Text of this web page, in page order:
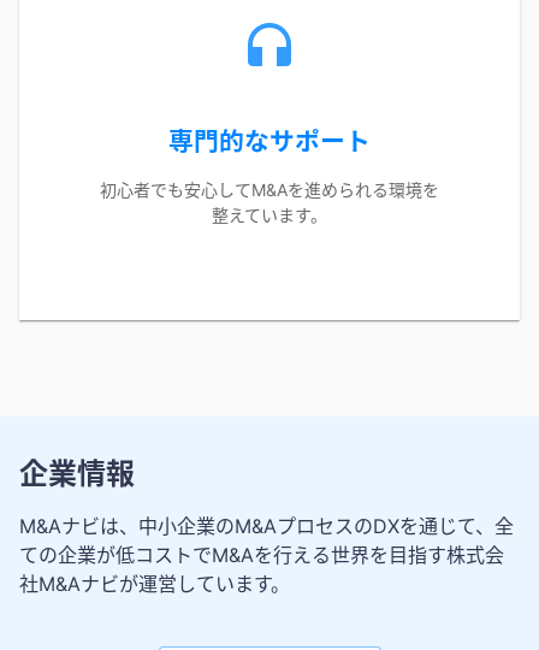
専門的なサポート
初心者でも安心してM&Aを進められる環境を
整えています。
企業情報
M&Aナビは、中小企業のM&AプロセスのDXを通じて、全
ての企業が低コストでM&Aを行える世界を目指す株式会
社M&Aナビが運営しています。